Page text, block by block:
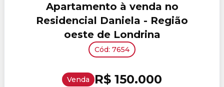
Apartamento à venda no
Residencial Daniela - Região
oeste de Londrina
Cód: 7654
Venda R$ 150.000